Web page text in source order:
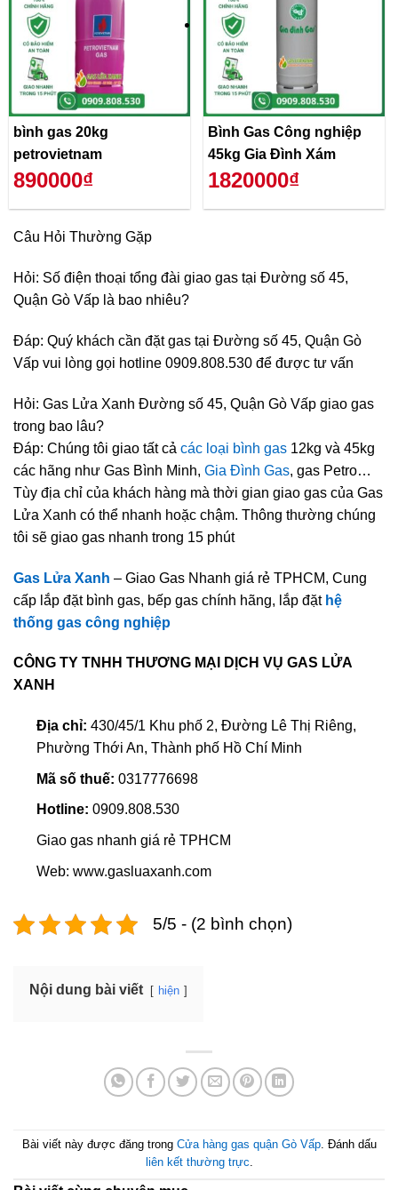
bình gas 20kg
petrovietnam
890000₫
Bình Gas Công nghiệp
45kg Gia Đình Xám
1820000₫
Câu Hỏi Thường Gặp
Hỏi: Số điện thoại tổng đài giao gas tại Đường số 45,
Quận Gò Vấp là bao nhiêu?
Đáp: Quý khách cần đặt gas tại Đường số 45, Quận Gò
Vấp vui lòng gọi hotline 0909.808.530 để được tư vấn
Hỏi: Gas Lửa Xanh Đường số 45, Quận Gò Vấp giao gas
trong bao lâu?
Đáp: Chúng tôi giao tất cả các loại bình gas 12kg và 45kg
các hãng như Gas Bình Minh, Gia Đình Gas, gas Petro…
Tùy địa chỉ của khách hàng mà thời gian giao gas của Gas
Lửa Xanh có thể nhanh hoặc chậm. Thông thường chúng
tôi sẽ giao gas nhanh trong 15 phút
Gas Lửa Xanh – Giao Gas Nhanh giá rẻ TPHCM, Cung
cấp lắp đặt bình gas, bếp gas chính hãng, lắp đặt hệ
thống gas công nghiệp
CÔNG TY TNHH THƯƠNG MẠI DỊCH VỤ GAS LỬA
XANH
Địa chỉ: 430/45/1 Khu phố 2, Đường Lê Thị Riêng,
Phường Thới An, Thành phố Hồ Chí Minh
Mã số thuế: 0317776698
Hotline: 0909.808.530
Giao gas nhanh giá rẻ TPHCM
Web: www.gasluaxanh.com
5/5 - (2 bình chọn)
Nội dung bài viết hiện
Bài viết này được đăng trong Cửa hàng gas quận Gò Vấp. Đánh dấu
liên kết thường trực.